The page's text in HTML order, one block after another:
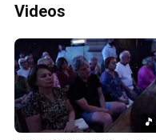
Videos